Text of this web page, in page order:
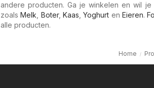
andere producten. Ga je winkelen en wil
zoalsMelk Boter, Kaas ,Yoghurt en Eieren.
alle producten.
Home